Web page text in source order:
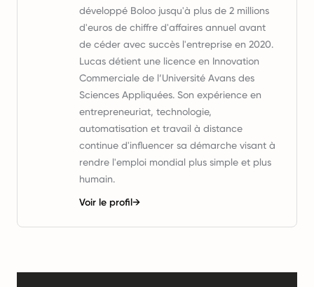
développé Boloo jusqu'à plus de 2 millions
d'euros de chiffre d'affaires annuel avant
de céder avec succès l'entreprise en 2020.
Lucas détient une licence en Innovation
Commerciale de l’Université Avans des
Sciences Appliquées. Son expérience en
entrepreneuriat, technologie,
automatisation et travail à distance
continue d'influencer sa démarche visant à
rendre l'emploi mondial plus simple et plus
humain.
Voir le profil→